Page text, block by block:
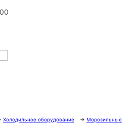
Холодильное оборудование → Морозильные